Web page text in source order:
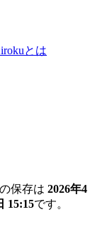
とは
保存は 2026年4
15:15です。